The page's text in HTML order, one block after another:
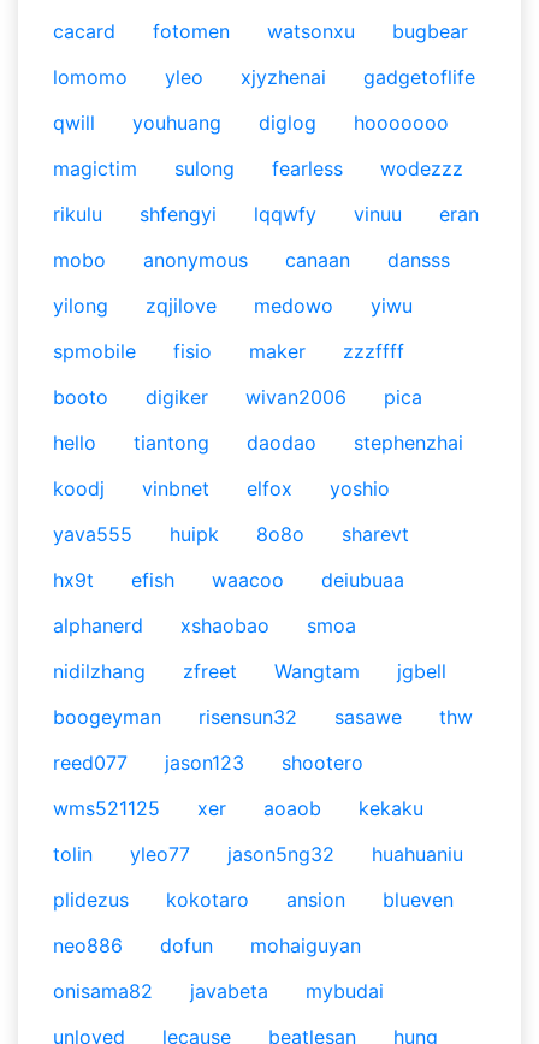
cacard
fotomen watsonxu
bugbear
lomomo
yleo xjyzhenai
gadgetoflife
qwill
youhuang diglog
hooooooo
magictim
sulong fearless
wodezzz
rikulu
shfengyi lqqwfy vinuu
eran
mobo
anonymous canaan
dansss
yilong
zqjilove medowo
yiwu
spmobile
fisio maker
zzzffff
booto
digiker wivan2006
pica
hello
tiantong daodao
stephenzhai
koodj
vinbnet elfox
yoshio
yava555
huipk 8o8o
sharevt
hx9t
efish waacoo
deiubuaa
alphanerd
xshaobao
smoa
nidilzhang
zfreet Wangtam
jgbell
boogeyman
risensun32 sasawe
thw
reed077
jason123
shootero
wms521125
xer aoaob
kekaku
tolin
yleo77 jason5ng32
huahuaniu
plidezus
kokotaro ansion
blueven
neo886
dofun
mohaiguyan
onisama82
javabeta
mybudai
unloved
lecause beatlesan hung